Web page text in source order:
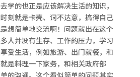
的也正是应该解决生活的知识，
刻就是卡壳、词不达意，搞得自己
想简单地交流啊！问题就出在这个
人并没有生存、工作的压力，学习
受生活，例如旅游、出门就餐，和
是料理一下家务，和相关政府部
的沟通。这个看似简单的问题其实